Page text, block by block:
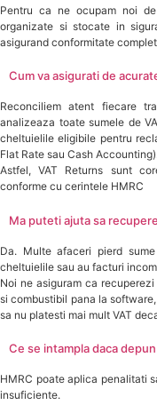
Pentru ca ne ocupam noi
organizate si stocate in
asigurand conformitate
Cum va asigurati de
Reconciliem atent fiecare
analizeaza toate sumele de
cheltuielile eligibile pentru
Flat Rate sau Cash
Astfel, VAT Returns sunt
conforme cu cerintele HMRC
Ma puteti ajuta sa
Da. Multe afaceri pierd
cheltuielile sau au facturi
Noi ne asiguram ca
si combustibil pana la
sa nu platesti mai mult VAT
Ce se intampla daca
HMRC poate aplica penalitati
insuficiente.